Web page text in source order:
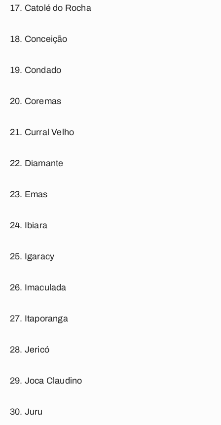
Catolé do Rocha
Conceição
Condado
Coremas
Curral Velho
Diamante
Emas
Ibiara
Igaracy
Imaculada
Itaporanga
Jericó
Joca Claudino
Juru